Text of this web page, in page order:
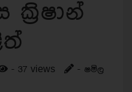
ක්‍රිෂාන්
- 37 views
- ෂමිල